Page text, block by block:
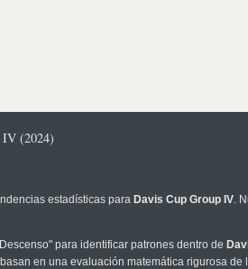
(2024)
estadísticas para Davis Cup Group IV.
para identificar patrones dentro de
en una evaluación matemática rigurosa de